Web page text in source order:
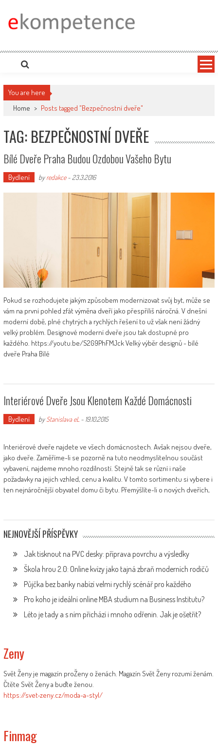
content
Ekompetence
portálech. Press Media. Kde vydat Tiskovou zprávu? Na portále eKompetence
You are here
Home > Posts tagged "Bezpečnostní dveře"
TAG: BEZPEČNOSTNÍ DVEŘE
Bílé Dveře Praha Budou Ozdobou Vašeho Bytu
Bydlení byredakce- 23.3.2016
Pokud se rozhodujete jakým způsobem modernizovat svůj byt, může se
vám na první pohled zfát výměna dveří jako přespříliš náročná. V dnešní
moderní době, plné chytrých a rychlých řešení to už však není žádný
velký problém. Designové moderní dveře jsou tak dostupné pro
každého. https://youtu.be/S2G9PhFMJck Velký výběr designů - bílé
dveře Praha Bílé
Interiérové Dveře Jsou Klenotem Každé Domácnosti
Bydlení byStanislava eL- 19.10.2015
Interiérové dveře najdete ve všech domácnostech. Avšak nejsou dveře,
jako dveře. Zaměříme-li se pozorně na tuto neodmyslitelnou součást
vybavení, najdeme mnoho rozdílností. Stejně tak se různí i naše
požadavky na jejich vzhled, cenu a kvalitu. V tomto sortimentu si vybere i
ten nejnáročnější obyvatel domu či bytu. Přemýšlíte-li o nových dveřích,
NEJNOVĚJŠÍ PŘÍSPĚVKY
Jak tisknout na PVC desky: příprava povrchu a výsledky
Škola hrou 2.0: Online kvízy jako tajná zbraň moderních rodičů
Půjčka bez banky nabízí velmi rychlý scénář pro každého
Pro koho je ideální online MBA studium na Business Institutu?
Léto je tady a s ním přichází i mnoho odřenin. Jak je ošetřit?
Zeny
Svět Ženy je magazín proŽeny o ženách. Magazín Svět Ženy rozumí ženám.
Čtěte Svět Ženy a buďte ženou.
https://svet-zeny.cz/moda-a-styl/
Finmag